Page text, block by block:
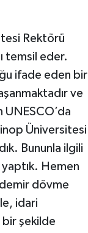
Rektörü
temsil eder.
ifade eden bir
ve
Üniversitesi
Bununla ilgili
Hemen
dövme
idari
şekilde